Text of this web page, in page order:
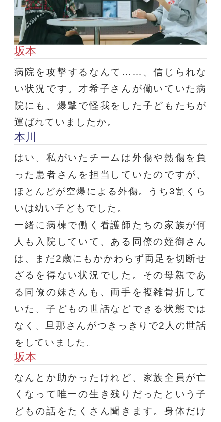
坂本
病院を攻撃するなんて……、信じられな
い状況です。才希子さんが働いていた病
院にも、爆撃で怪我をした子どもたちが
運ばれていましたか。
本川
はい。私がいたチームは外傷や熱傷を負
った患者さんを担当していたのですが、
ほとんどが空爆による外傷。うち3割くら
いは幼い子どもでした。
一緒に病棟で働く看護師たちの家族が何
人も入院していて、ある同僚の姪御さん
は、まだ2歳にもかかわらず両足を切断せ
ざるを得ない状況でした。その母親であ
る同僚の妹さんも、両手を複雑骨折して
いた。子どもの世話などできる状態では
なく、旦那さんがつきっきりで2人の世話
をしていました。
坂本
なんとか助かったけれど、家族全員が亡
くなって唯一の生き残りだったという子
どもの話をたくさん聞きます。身体だけ